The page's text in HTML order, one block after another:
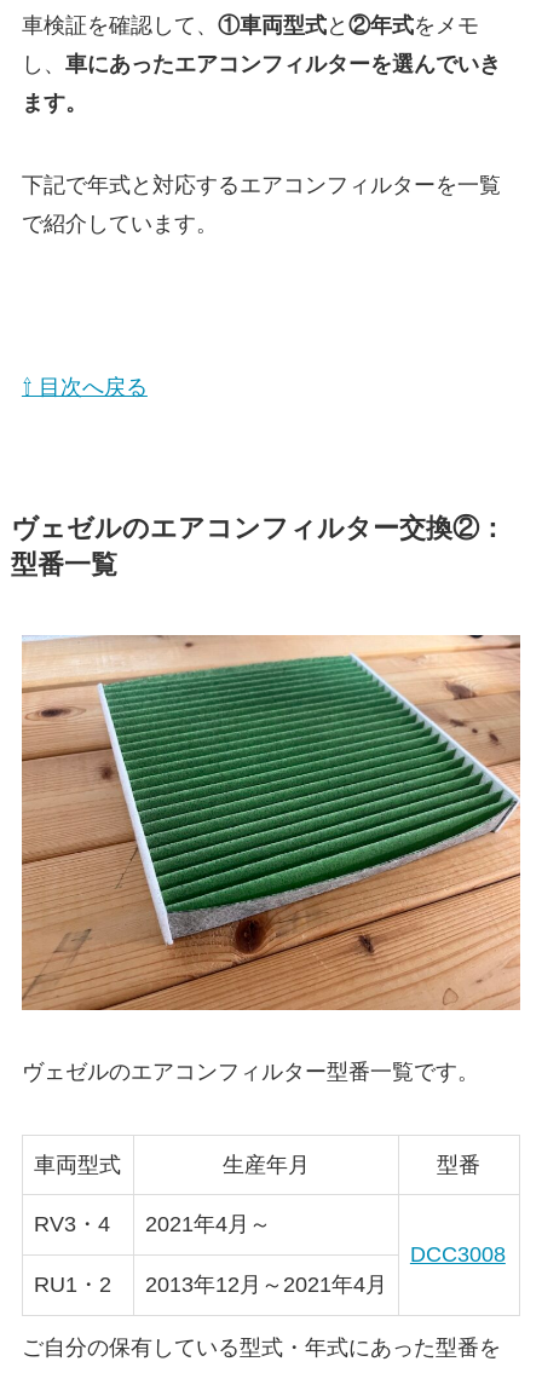
車検証を確認して、 ①車両型式と ②年式をメモ
し、 車にあったエアコンフィルターを選んでいき
ます。
下記で年式と対応するエアコンフィルターを一覧
で紹介しています。
⇧ 目次へ戻る
ヴェゼルのエアコンフィルター交換②：
型番一覧
ヴェゼルのエアコンフィルター型番一覧です。
車両型式 生産年月 型番
RV3・4
2021年4月～
DCC3008
RU1・2
2013年12月～2021年4月
ご自分の保有している型式・年式にあった型番を